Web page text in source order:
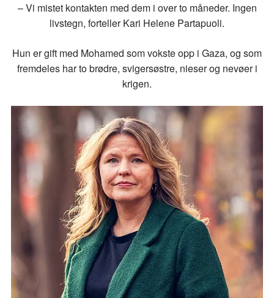
– Vi mistet kontakten med dem i over to måneder. Ingen
livstegn, forteller Kari Helene Partapuoli.
Hun er gift med Mohamed som vokste opp i Gaza, og som
fremdeles har to brødre, svigersøstre, nieser og nevøer i
krigen.